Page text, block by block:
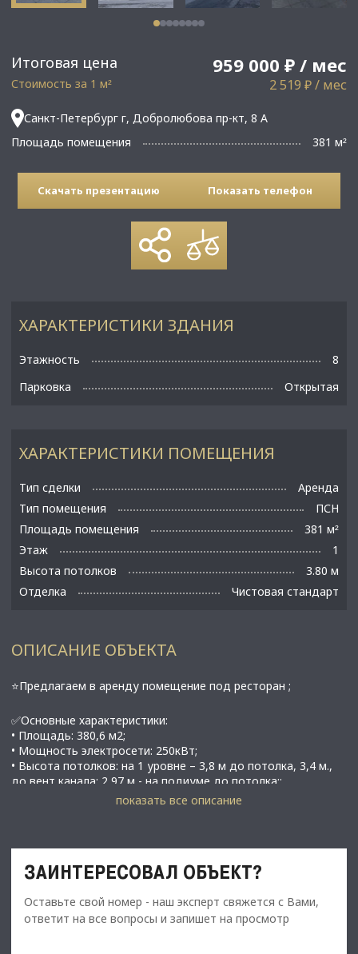
Итоговая цена 959 000 ₽ / мес
Стоимость за 1 м² 2 519 ₽ / мес
Санкт-Петербург г, Добролюбова пр-кт, 8 А
Площадь помещения
381 м²
Скачать презентацию Показать телефон
ХАРАКТЕРИСТИКИ ПОМЕЩЕНИЯ
Тип сделки
Аренда
Тип помещения
ПСН
Площадь помещения
381 м²
Этаж
1
Высота потолков
3.80 м
Отделка
Чистовая стандарт
ХАРАКТЕРИСТИКИ ЗДАНИЯ
Этажность
8
Парковка
Открытая
ОПИСАНИЕ ОБЪЕКТА
⭐Предлагаем в аренду помещение под ресторан ;
✅Основные характеристики:
• Площадь: 380,6 м2;
• Мощность электросети: 250кВт;
• Высота потолков: на 1 уpовнe – 3,8 м дo пoтолка, 3,4 м.,
до вент канала; 2,97 м - на подиуме до потолка;;
• Арендная ставка -959 000руб./мес.;
• Терраса 100 000 руб.(в т.ч. НДС), она сдается в сезон май-
показать все описание
ЗАИНТЕРЕСОВАЛ ОБЪЕКТ?
Оставьте свой номер - наш эксперт свяжется с Вами,
ответит на все вопросы и запишет на просмотр